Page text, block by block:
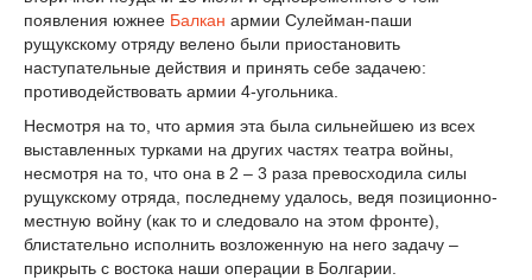
появления южнее Балкан армии Сулейман-паши
рущукскому отряду велено были приостановить
наступательные действия и принять себе задачею:
противодействовать армии 4-угольника.
Несмотря на то, что армия эта была сильнейшею из всех
выставленных турками на других частях театра войны,
несмотря на то, что она в 2 – 3 раза превосходила силы
рущукскому отряда, последнему удалось, ведя позиционно-
местную войну (как то и следовало на этом фронте),
блистательно исполнить возложенную на него задачу –
прикрыть с востока наши операции в Болгарии.